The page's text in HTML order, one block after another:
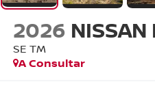
2026 NISSAN
SE TM
A Consultar